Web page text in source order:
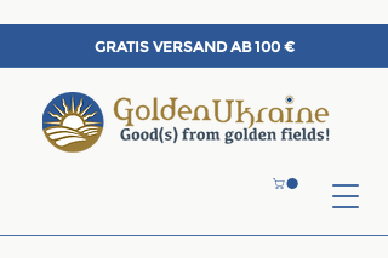
GRATIS VERSAND AB 100 €